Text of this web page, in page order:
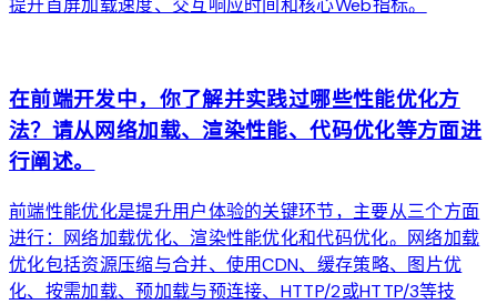
提升首屏加载速度、交互响应时间和核心Web指标。
在前端开发中，你了解并实践过哪些性能优化方
法？请从网络加载、渲染性能、代码优化等方面进
行阐述。
前端性能优化是提升用户体验的关键环节，主要从三个方面
进行：网络加载优化、渲染性能优化和代码优化。网络加载
优化包括资源压缩与合并、使用CDN、缓存策略、图片优
化、按需加载、预加载与预连接、HTTP/2或HTTP/3等技